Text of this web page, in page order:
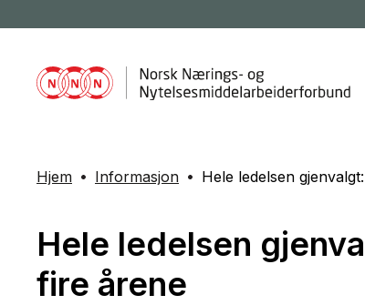
Hjem Informasjon Hele ledelsen
Hele ledelsen
fire årene